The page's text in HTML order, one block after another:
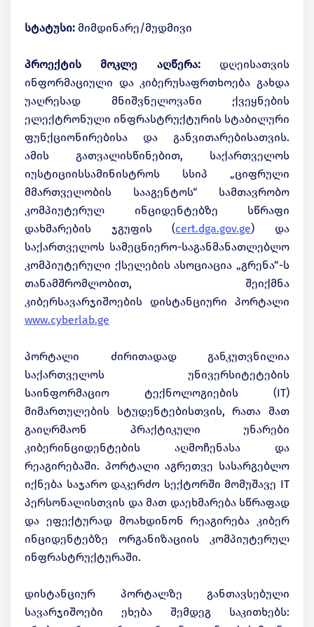
სტატუსი: მიმდინარე/მუდმივი
პროექტის მოკლე აღწერა: დღეისათვის
ინფორმაციული და კიბერუსაფრთხოება გახდა
უაღრესად მნიშვნელოვანი ქვეყნების
ელექტრონული ინფრასტრუქტურის სტაბილური
ფუნქციონირებისა და განვითარებისათვის.
ამის გათვალისწინებით, საქართველოს
იუსტიციისსამინისტროს სსიპ „ციფრული
მმართველობის სააგენტოს“ სამთავრობო
კომპიუტერულ ინციდენტებზე სწრაფი
დახმარების ჯგუფის (cert.dga.gov.ge) და
საქართველოს სამეცნიერო-საგანმანათლებლო
კომპიუტერული ქსელების ასოციაცია „გრენა“-ს
თანამშრომლობით, შეიქმნა
კიბერსავარჯიშოების დისტანციური პორტალი
www.cyberlab.ge
პორტალი ძირითადად განკუთვნილია
საქართველოს უნივერსიტეტების
საინფორმაციო ტექნოლოგიების (IT)
მიმართულების სტუდენტებისთვის, რათა მათ
გაიღრმაონ პრაქტიკული უნარები
კიბერინციდენტების აღმოჩენასა და
რეაგირებაში. პორტალი აგრეთვე სასარგებლო
იქნება საჯარო დაკერძო სექტორში მომუშავე IT
პერსონალისთვის და მათ დაეხმარება სწრაფად
და ეფექტურად მოახდინონ რეაგირება კიბერ
ინციდენტებზე ორგანიზაციის კომპიუტერულ
ინფრასტრუქტურაში.
დისტანციურ პორტალზე განთავსებული
სავარჯიშოები ეხება შემდეგ საკითხებს: